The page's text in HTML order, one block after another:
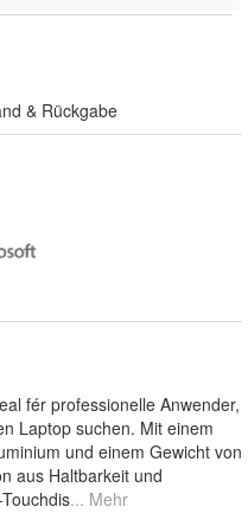
& Rückgabe
fér professionelle Anwender,
Laptop suchen. Mit einem
und einem Gewicht von
aus Haltbarkeit und
... Mehr